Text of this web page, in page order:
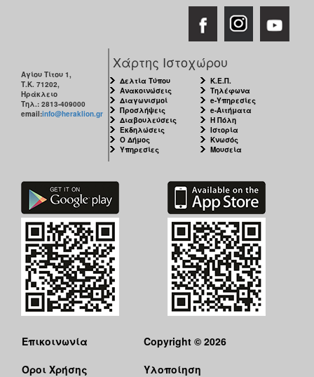
Αγίου Τίτου 1,
Τ.Κ. 71202,
Ηράκλειο
Τηλ.: 2813-409000
email:info@heraklion.gr
Χάρτης Ιστοχώρου
Δελτία Τύπου
Ανακοινώσεις
Διαγωνισμοί
Προσλήψεις
Διαβουλεύσεις
Εκδηλώσεις
Ο Δήμος
Υπηρεσίες
Κ.Ε.Π.
Τηλέφωνα
e-Υπηρεσίες
e-Αιτήματα
Η Πόλη
Ιστορία
Κνωσός
Μουσεία
Επικοινωνία
Όροι Χρήσης
Copyright © 2026
Υλοποίηση